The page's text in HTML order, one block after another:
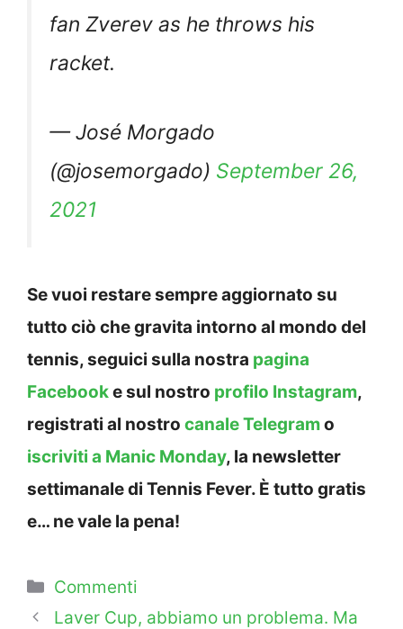
fan Zverev as he throws his
racket.
— José Morgado
(@josemorgado) September 26,
2021
Se vuoi restare sempre aggiornato su
tutto ciò che gravita intorno al mondo del
tennis, seguici sulla nostra pagina
Facebooke sul nostro profilo Instagram,
registrati al nostro canale Telegramo
iscriviti a Manic Monday, la newsletter
settimanale di Tennis Fever. È tutto gratis
e… ne vale la pena!
Categorie
Commenti
Laver Cup, abbiamo un problema. Ma